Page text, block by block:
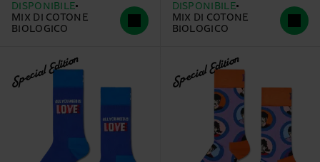
DISPONIBILE
MIX DI COTONE
BIOLOGICO
DISPONIBILE
MIX DI COTONE
BIOLOGICO
Special Edition Special Edition